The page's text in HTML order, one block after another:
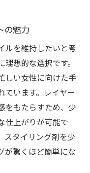
の魅力
ルを維持したいと考
想的な選択です。
しい女性に向けた手
ています。レイヤー
をもたらすため、少
仕上がりが可能で
スタイリング剤を少
が驚くほど簡単にな